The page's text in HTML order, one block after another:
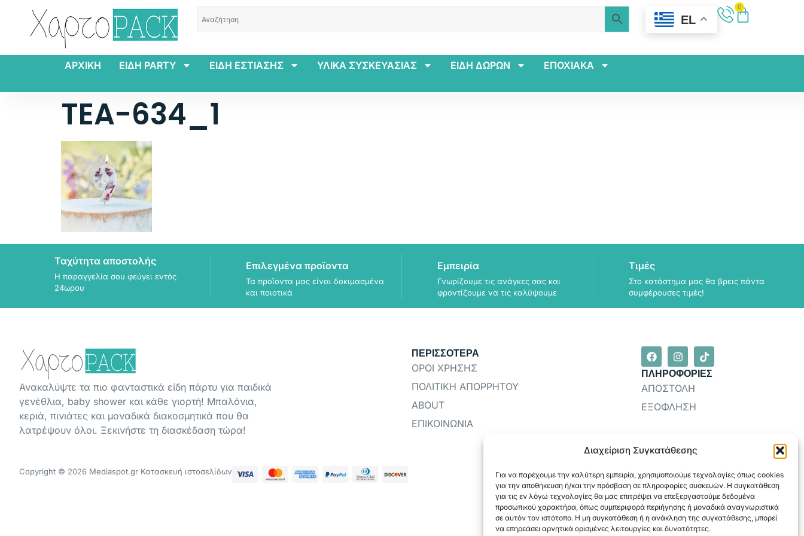
Διαχείριση Συγκατάθεσης
Για να παρέχουμε την καλύτερη εμπειρία, χρησιμοποιούμε τεχνολογίες όπως cookies
για την αποθήκευση ή/και την πρόσβαση σε πληροφορίες συσκευών. Η συγκατάθεση
για τις εν λόγω τεχνολογίες θα μας επιτρέψει να επεξεργαστούμε δεδομένα
προσωπικού χαρακτήρα, όπως συμπεριφορά περιήγησης ή μοναδικά αναγνωριστικά
σε αυτόν τον ιστότοπο. Η μη συγκατάθεση ή η ανάκληση της συγκατάθεσης, μπορεί
να επηρεάσει αρνητικά ορισμένες λειτουργίες και δυνατότητες.
EL
0
ΑΡΧΙΚΗ ΕΙΔΗ PARTY ΕΙΔΗ ΕΣΤΙΑΣΗΣ ΥΛΙΚΑ ΣΥΣΚΕΥΑΣΙΑΣ ΕΙΔΗ ΔΩΡΩΝ ΕΠΟΧΙΑΚΑ
TEA-634_1
Ταχύτητα αποστολής
Η παραγγελία σου φεύγει εντός
24ωρου
Επιλεγμένα προϊοντα
Τα προϊοντα μας είναι δοκιμασμένα
και ποιοτικά
Εμπειρία
Γνωρίζουμε τις ανάγκες σας και
φροντίζουμε να τις καλύψουμε
Τιμές
Στο κατάστημα μας θα βρεις πάντα
συμφέρουσες τιμές!
Ανακαλύψτε τα πιο φανταστικά είδη πάρτυ για παιδικά
γενέθλια, baby shower και κάθε γιορτή! Μπαλόνια,
κεριά, πινιάτες και μοναδικά διακοσμητικά που θα
λατρέψουν όλοι. Ξεκινήστε τη διασκέδαση τώρα!
ΠΕΡΙΣΣΟΤΕΡΑ
ΟΡΟΙ ΧΡΗΣΗΣ
ΠΟΛΙΤΙΚΗ ΑΠΟΡΡΗΤΟΥ
ABOUT
ΕΠΙΚΟΙΝΩΝΙΑ
ΠΛΗΡΟΦΟΡΙΕΣ
ΑΠΟΣΤΟΛΗ
ΕΞΟΦΛΗΣΗ
Copyright © 2026 Mediaspot.gr Κατασκευή ιστοσελίδων